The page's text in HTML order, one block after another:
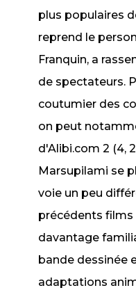
plus populaires
reprend le
Franquin, a
de spectateurs.
coutumier des
on peut
d'Alibi.com 2 (4,
Marsupilami se
voie un peu
précédents films
davantage
bande dessinée
adaptations